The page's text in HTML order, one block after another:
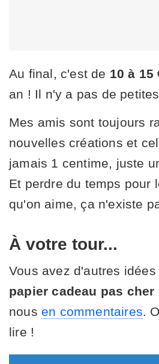
Au final, c'est de 10 à 15
an ! Il n'y a pas de
Mes amis sont toujours
nouvelles créations et
jamais 1 centime, juste
Et perdre du temps pour
qu'on aime, ça n'existe
À votre tour...
Vous avez d'autres
papier cadeau pas cher
nous en commentaires.
lire !